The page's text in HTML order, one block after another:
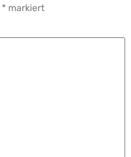
* markiert